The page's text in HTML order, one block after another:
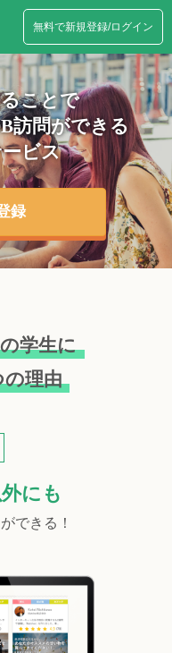
無料で新規登録/ログイン
ことで
訪問ができる
ビス
録
学生に
の理由
にも
できる！